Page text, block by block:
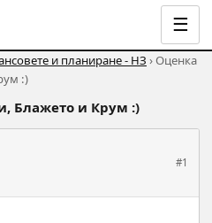
☰
и планиране - НЗ › Оценка
:)
Блажето и Крум :)
#1